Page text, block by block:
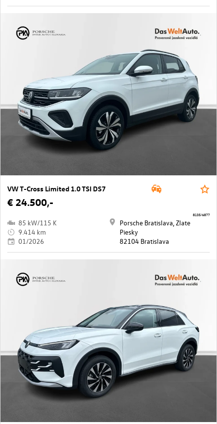
VW T-Cross Limited 1.0 TSI DS7
€ 24.500,-
85 kW/115 K
9.414 km
01/2026
Porsche Bratislava, Zlate
Piesky
82104 Bratislava
8135/6877